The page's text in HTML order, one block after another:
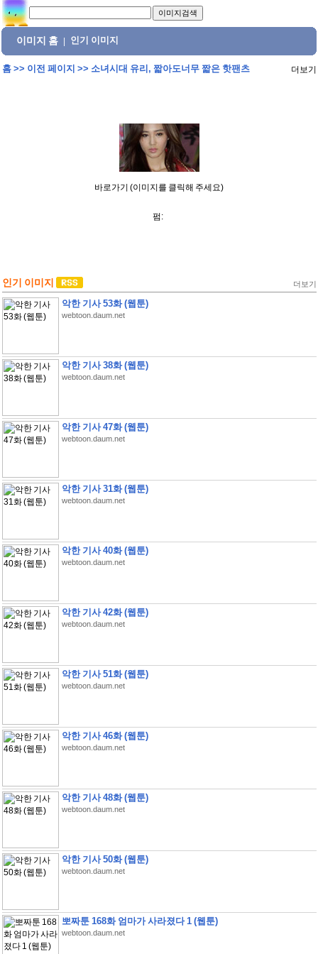
이미지 홈 인기 이미지
홈>> 이전 페이지 >> 소녀시대 유리, 짧아도너무 짧은 핫팬츠 더보기
바로가기 (이미지를 클릭해 주세요)
펌:
인기 이미지 더보기
악한 기사 53화 (웹툰)
webtoon.daum.net
악한 기사 38화 (웹툰)
webtoon.daum.net
악한 기사 47화 (웹툰)
webtoon.daum.net
악한 기사 31화 (웹툰)
webtoon.daum.net
악한 기사 40화 (웹툰)
webtoon.daum.net
악한 기사 42화 (웹툰)
webtoon.daum.net
악한 기사 51화 (웹툰)
webtoon.daum.net
악한 기사 46화 (웹툰)
webtoon.daum.net
악한 기사 48화 (웹툰)
webtoon.daum.net
악한 기사 50화 (웹툰)
webtoon.daum.net
뽀짜툰 168화 엄마가 사라졌다 1 (웹툰)
webtoon.daum.net